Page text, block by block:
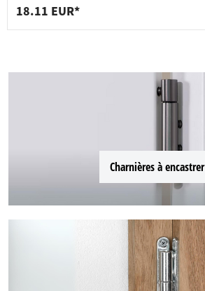
18.11 EUR*
Charnières à encastrer